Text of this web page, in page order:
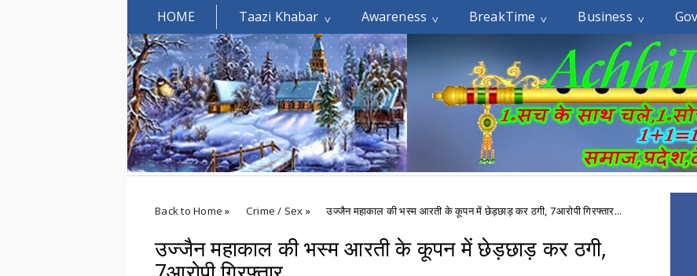
HOME Taazi Khabar Awareness BreakTime Business
Welcomes You.....
Back to Home » Crime / Sex » उज्जैन महाकाल की भस्म आरती के कूपन में छेड़छाड़ कर ठगी, 7आरोपी गिरफ्तार...
उज्जैन महाकाल की भस्म आरती के कूपन में छेड़छाड़ कर ठगी,